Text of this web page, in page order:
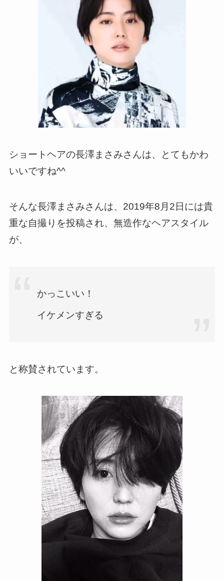
ショートヘアの長澤まさみさんは、とてもかわ
いいですね^^
そんな長澤まさみさんは、2019年8月2日には貴
重な自撮りを投稿され、無造作なヘアスタイル
が、
かっこいい！
イケメンすぎる
と称賛されています。